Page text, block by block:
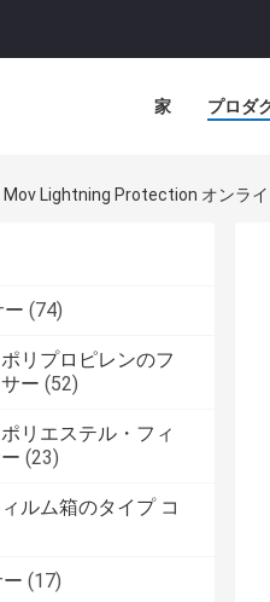
家 プロダ
Mov Lightning Protection オンラ
(74)
リプロピレンのフ
ー (52)
リエステル・フィ
(23)
ルム箱のタイプ コ
(17)